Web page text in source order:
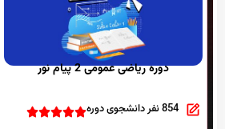
دوره ریاضی عمومی 2 پیام نور
854 نفر دانشجوی دوره